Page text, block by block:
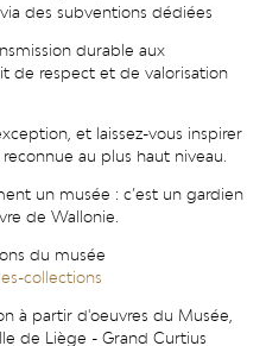
des subventions dédiées
durable aux
de respect et de valorisation
et laissez-vous inspirer
au plus haut niveau.
un musée : c’est un gardien
de Wallonie.
du musée
collections
à partir d'oeuvres du Musée,
de Liège - Grand Curtius